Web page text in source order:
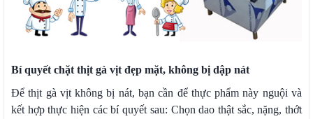
Bí quyết chặt thịt gà vịt đẹp mặt, không bị dập nát
Để thịt gà vịt không bị nát, bạn cần để thực phẩm này nguội và
kết hợp thực hiện các bí quyết sau: Chọn dao thật sắc, nặng, thớt